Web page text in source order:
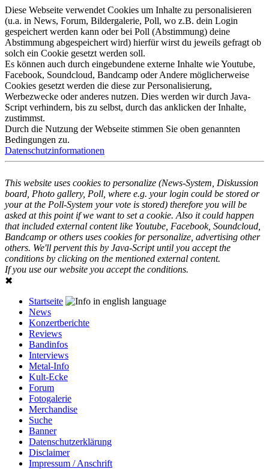
Diese Webseite verwendet Cookies um Inhalte zu personalisieren
(u.a. in News, Forum, Bildergalerie, Poll, wo z.B. dein Login
gespeichert werden kann oder bei Poll (Abstimmung) deine
Abstimmung abgespeichert wird) hierfür wirst du jeweils gefragt ob
solch ein Cookie gesetzt werden soll.
Es können auch durch eingebundene externe Inhalte wie Youtube,
Facebook, Soundcloud, Bandcamp oder Andere möglicherweise
Cookies gesetzt werden die diese zur Personalisierung,
Werbezwecke oder anderes nutzen. Dies werden wir durch Java-
Script verhindern, bis zu selbst, durch das anklicken der Inhalte,
zustimmst.
Durch die Nutzung der Webseite stimmen Sie oben genannten
Bedingungen zu.
Datenschutzinformationen
This website uses cookies to personalize (News-System, Diskussion
board, Photo gallery, Poll, where e.g. your login could be stored or
your at the Poll-System your vote is stored) therefore you will be
asked at this point if we want to set a cookie. Also it could happen
that included external content like Youtube, Facebook, Soundcloud,
Bandcamp or others uses cookies for personalize, advertising other
others. We'll pervent this by Java-Script until you accept the
conditions by clicking on the mentioned external content.
If you use our website you accept the conditions.
✖
Startseite
News
Konzertberichte
Reviews
Bandinfos
Interviews
Metal-Info
Kult-Ecke
Forum
Fotogalerie
Merchandise
Suche
Banner
Datenschutzerklärung
Disclaimer
Impressum / Anschrift